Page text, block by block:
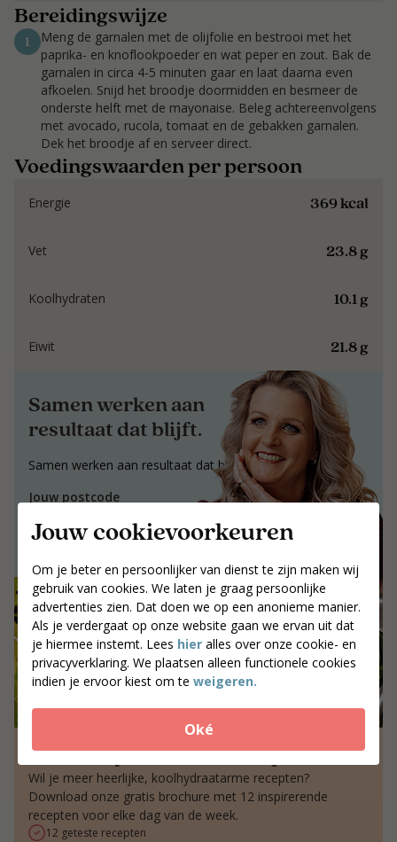
Jouw cookievoorkeuren
Om je beter en persoonlijker van dienst te zijn maken wij
gebruik van cookies. We laten je graag persoonlijke
advertenties zien. Dat doen we op een anonieme manier.
Als je verdergaat op onze website gaan we ervan uit dat
je hiermee instemt. Lees hier alles over onze cookie- en
privacyverklaring. We plaatsen alleen functionele cookies
indien je ervoor kiest om te weigeren.
Oké
Bereidingswijze
1
Meng de garnalen met de olijfolie en bestrooi met het
paprika- en knoflookpoeder en wat peper en zout. Bak de
garnalen in circa 4-5 minuten gaar en laat daarna even
afkoelen. Snijd het broodje doormidden en besmeer de
onderste helft met de mayonaise. Beleg achtereenvolgens
met avocado, rucola, tomaat en de gebakken garnalen.
Dek het broodje af en serveer direct.
Voedingswaarden per persoon
369 kcal
Energie
23.8 g
Vet
10.1 g
Koolhydraten
21.8 g
Eiwit
Samen werken aan
resultaat dat blijft.
Samen werken aan resultaat dat blijft.
Jouw postcode
Zoek coaches
12x koolhydraatarme recepten
Wil je meer heerlijke, koolhydraatarme recepten?
Download onze gratis brochure met 12 inspirerende
recepten voor elke dag van de week.
12 geteste recepten